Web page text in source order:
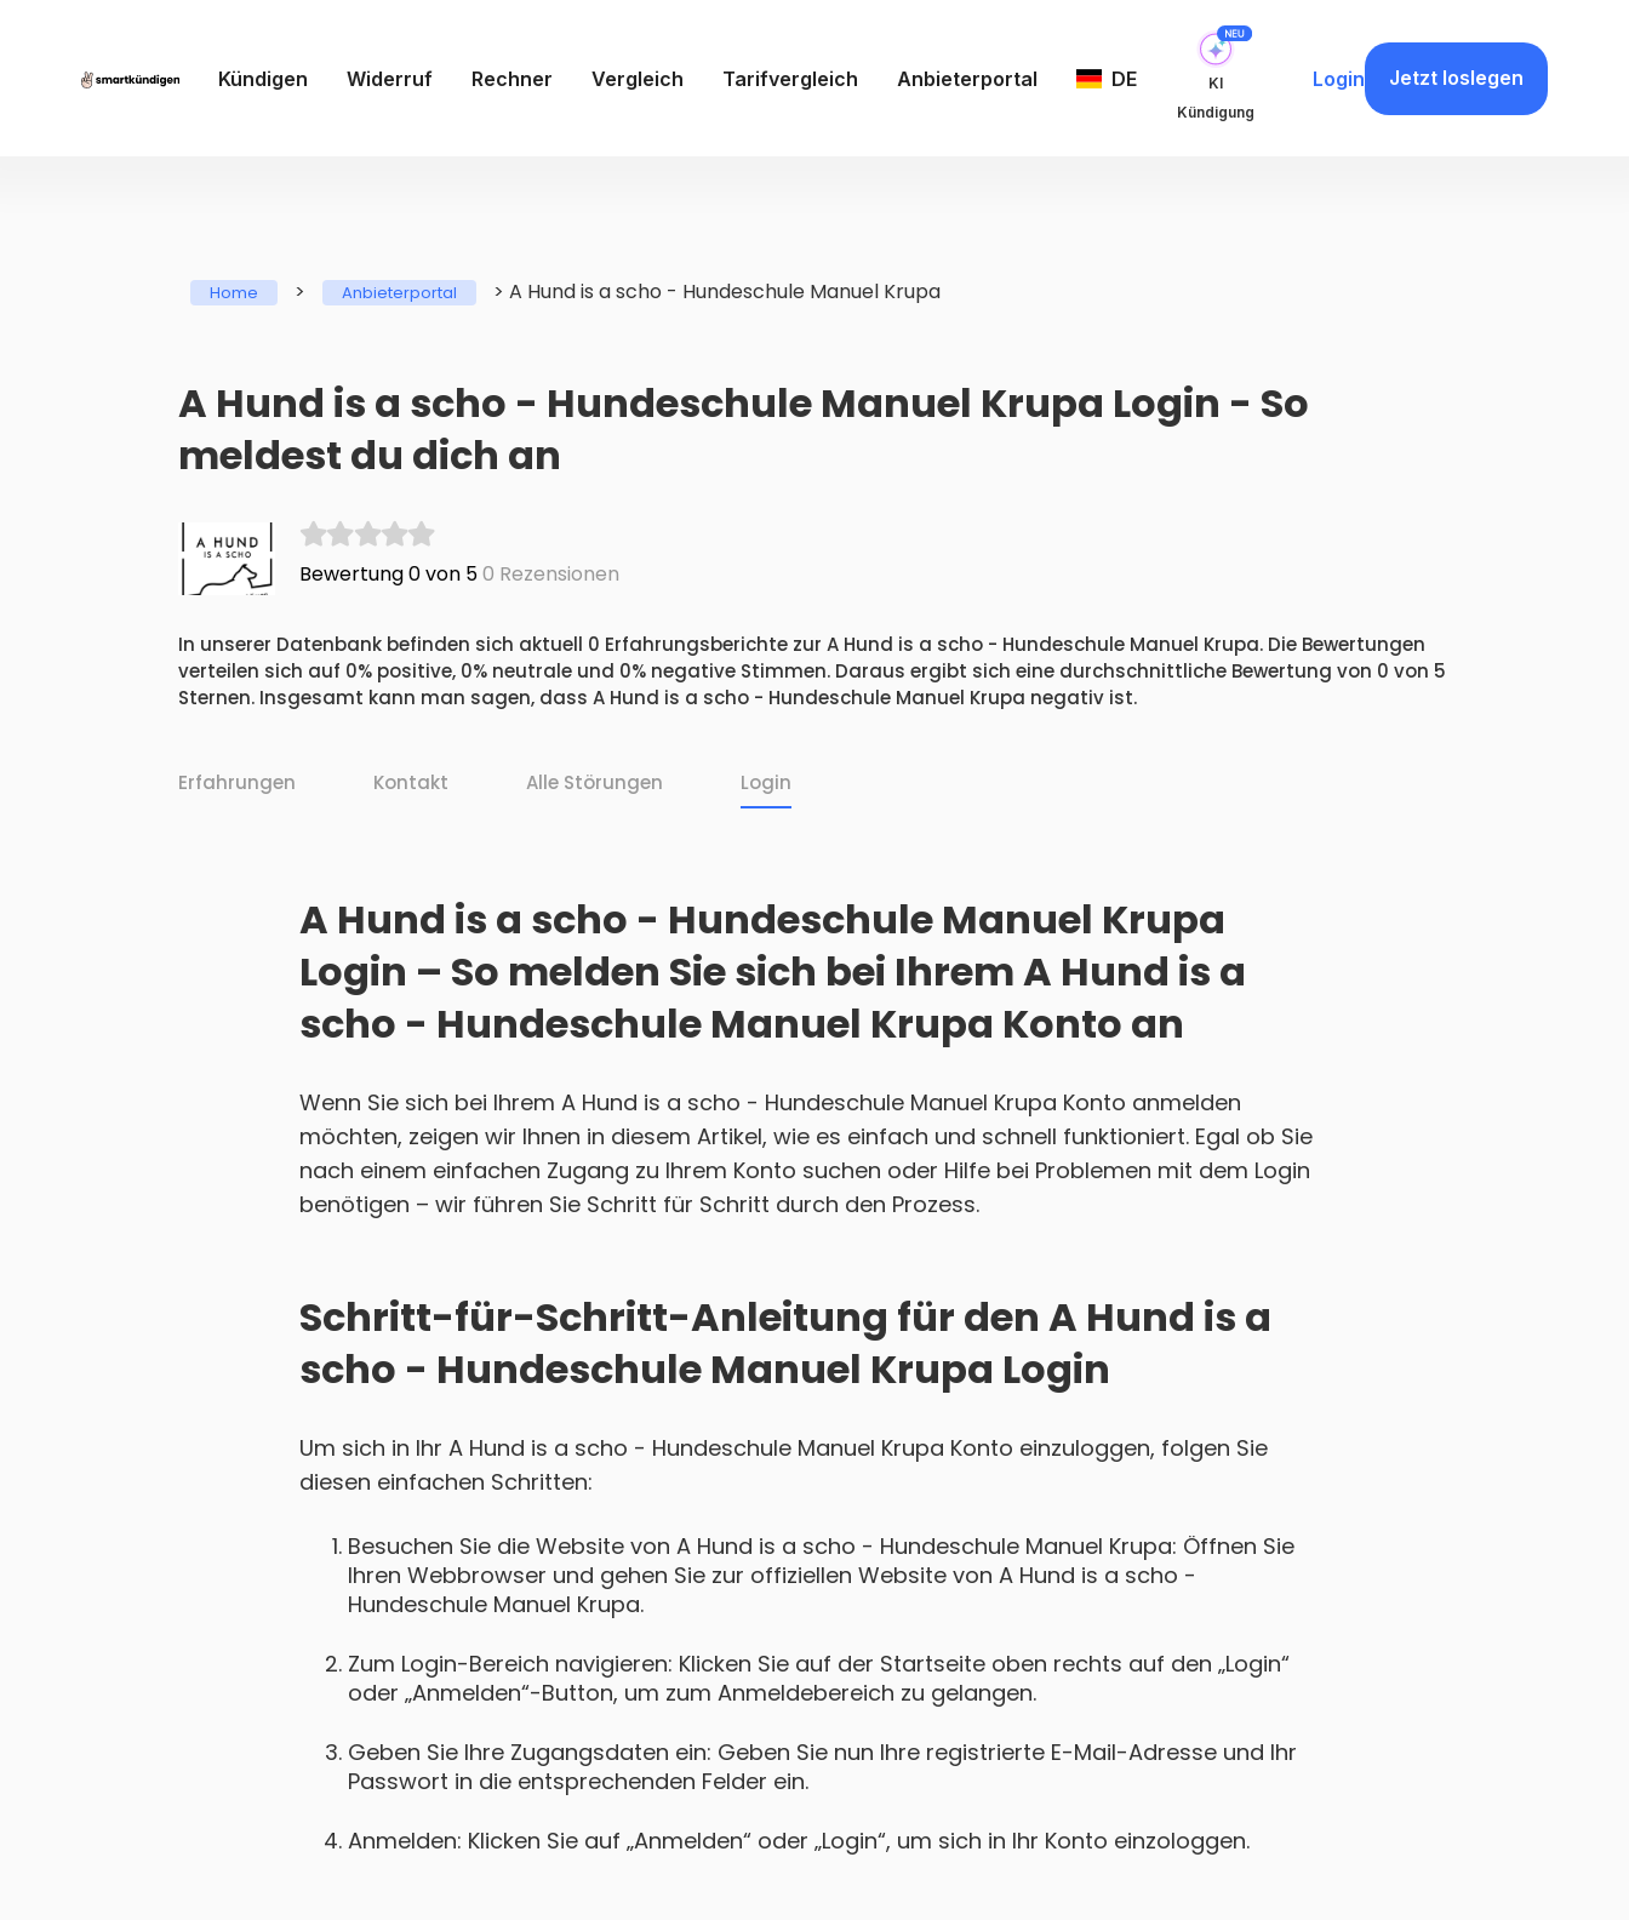
Kündigen Widerruf Rechner Vergleich Tarifvergleich Anbieterportal DE
KI
Kündigung
Login Jetzt loslegen
Home > Anbieterportal > A Hund is a scho - Hundeschule Manuel Krupa
A Hund is a scho - Hundeschule Manuel Krupa Login - So
meldest du dich an
Bewertung 0 von 50 Rezensionen
In unserer Datenbank befinden sich aktuell 0 Erfahrungsberichte zur A Hund is a scho - Hundeschule Manuel Krupa. Die Bewertungen
verteilen sich auf 0% positive, 0% neutrale und 0% negative Stimmen. Daraus ergibt sich eine durchschnittliche Bewertung von 0 von 5
Sternen. Insgesamt kann man sagen, dass A Hund is a scho - Hundeschule Manuel Krupa negativ ist.
Erfahrungen Kontakt Alle Störungen Login
A Hund is a scho - Hundeschule Manuel Krupa
Login – So melden Sie sich bei Ihrem A Hund is a
scho - Hundeschule Manuel Krupa Konto an
Wenn Sie sich bei Ihrem A Hund is a scho - Hundeschule Manuel Krupa Konto anmelden
möchten, zeigen wir Ihnen in diesem Artikel, wie es einfach und schnell funktioniert. Egal ob Sie
nach einem einfachen Zugang zu Ihrem Konto suchen oder Hilfe bei Problemen mit dem Login
benötigen – wir führen Sie Schritt für Schritt durch den Prozess.
Schritt-für-Schritt-Anleitung für den A Hund is a
scho - Hundeschule Manuel Krupa Login
Um sich in Ihr A Hund is a scho - Hundeschule Manuel Krupa Konto einzuloggen, folgen Sie
diesen einfachen Schritten:
Besuchen Sie die Website von A Hund is a scho - Hundeschule Manuel Krupa: Öffnen Sie
Ihren Webbrowser und gehen Sie zur offiziellen Website von A Hund is a scho -
Hundeschule Manuel Krupa.
Zum Login-Bereich navigieren: Klicken Sie auf der Startseite oben rechts auf den „Login“
oder „Anmelden“-Button, um zum Anmeldebereich zu gelangen.
Geben Sie Ihre Zugangsdaten ein: Geben Sie nun Ihre registrierte E-Mail-Adresse und Ihr
Passwort in die entsprechenden Felder ein.
Anmelden: Klicken Sie auf „Anmelden“ oder „Login“, um sich in Ihr Konto einzologgen.